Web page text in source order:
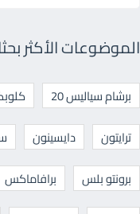
الموضوعات الأكثر بحثا
برشام سياليس 20
ترايتون
دايسينون
برونتو بلس
برافاماكس